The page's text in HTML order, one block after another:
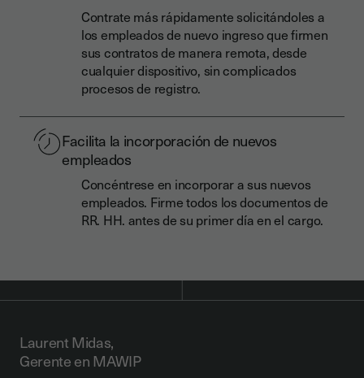
Contrate más rápidamente solicitándoles a
los empleados de nuevo ingreso que firmen
sus contratos de manera remota, desde
cualquier dispositivo, sin complicados
procesos de registro.
Facilita la incorporación de nuevos
empleados
Concéntrese en incorporar a sus nuevos
empleados. Firme todos los documentos de
RR. HH. antes de su primer día en el cargo.
Laurent Midas,
Gerente en MAWIP